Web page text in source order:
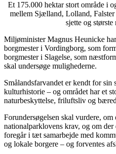
Et 175.000 hektar stort område i
mellem Sjælland, Lolland,
sjette og
Miljøminister Magnus Heunicke
borgmester i Vordingborg, som
borgmester i Slagelse, som
skal undersøge mulighederne.
Smålandsfarvandet er kendt for sin
kulturhistorie – og området har et
naturbeskyttelse, friluftsliv og
Forundersøgelsen skal vurdere,
nationalparklovens krav, og om
foregår i tæt samarbejde med
og lokale borgere – og forventes